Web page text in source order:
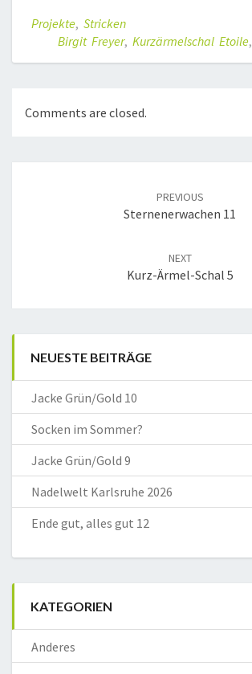
Projekte, Stricken
Birgit Freyer, Kurzärmelschal Etoile,
Comments are closed.
PREVIOUS
Sternenerwachen 11
NEXT
Kurz-Ärmel-Schal 5
NEUESTE BEITRÄGE
Jacke Grün/Gold 10
Socken im Sommer?
Jacke Grün/Gold 9
Nadelwelt Karlsruhe 2026
Ende gut, alles gut 12
KATEGORIEN
Anderes